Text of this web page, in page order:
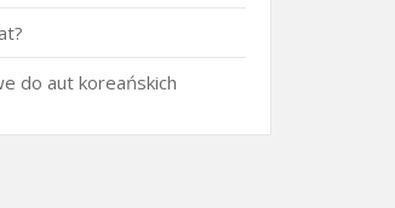
do aut koreańskich